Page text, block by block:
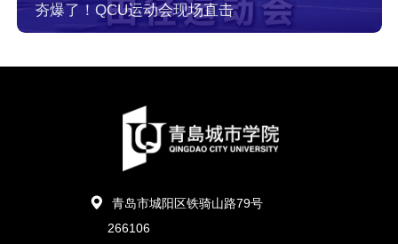
夯爆了！QCU运动会现场直击
青岛市城阳区铁骑山路79号
266106